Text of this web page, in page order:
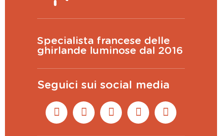
Specialista francese delle
ghirlande luminose dal 2016
Seguici sui social media